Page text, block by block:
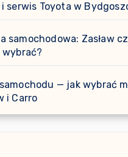
serwis Toyota w
samochodowa: Zasław
— jak wybrać
i Carro